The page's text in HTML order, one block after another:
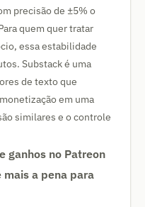
precisão de ±5% o
quem quer tratar
essa estabilidade
Substack é uma
de texto que
em uma
similares e o controle
ganhos no Patreon
a pena para